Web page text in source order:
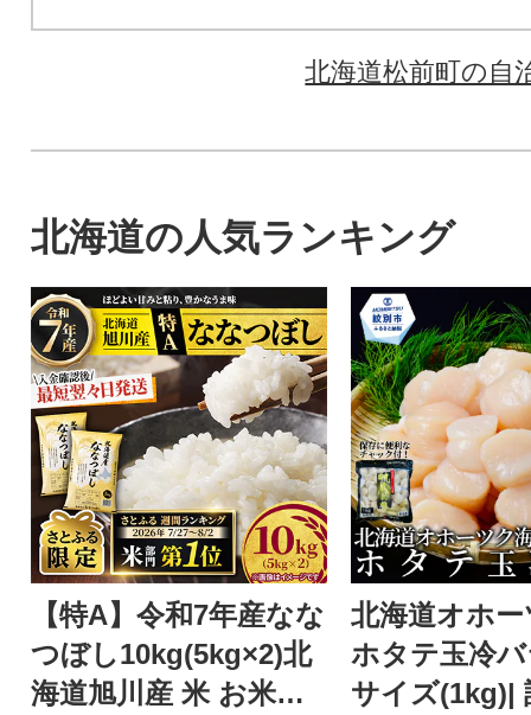
北海道松前町の自
北海道の人気ランキング
【特A】令和7年産なな
つぼし10kg(5kg×2)北
海道旭川産 米 お米
北海道オホ
ホタテ玉冷
サイズ(1kg)|